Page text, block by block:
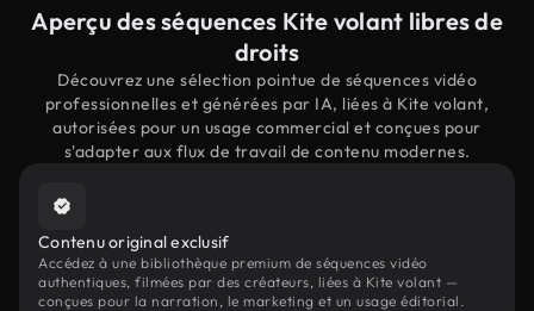
Aperçu des séquences Kite volant libres de
droits
Découvrez une sélection pointue de séquences vidéo
professionnelles et générées par IA, liées à Kite volant,
autorisées pour un usage commercial et conçues pour
s'adapter aux flux de travail de contenu modernes.
Contenu original exclusif
Accédez à une bibliothèque premium de séquences vidéo
authentiques, filmées par des créateurs, liées à Kite volant —
conçues pour la narration, le marketing et un usage éditorial.